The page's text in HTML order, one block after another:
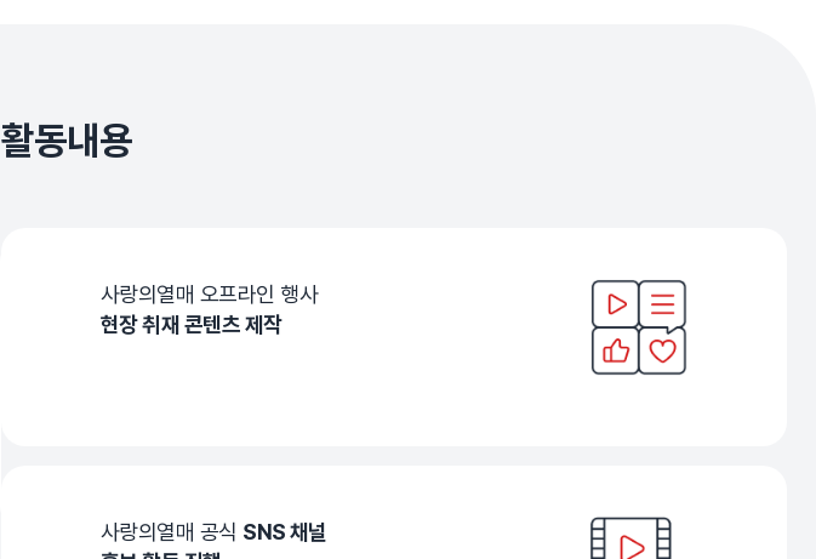
활동내용
사랑의열매 오프라인 행사
현장 취재 콘텐츠 제작
사랑의열매 공식 SNS 채널